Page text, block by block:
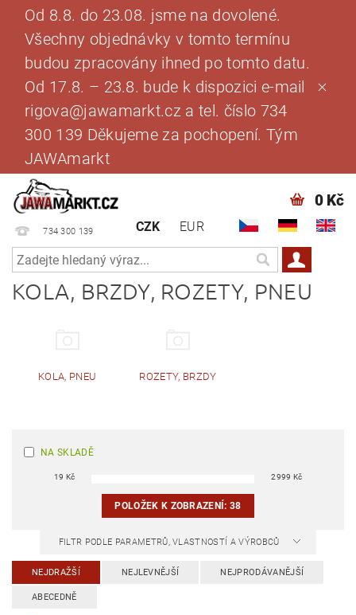
Od 8.8. do 23.08. jsme na dovolené.
Všechny objednávky v tomto termínu
budou zpracovány ihned po tomto datu.
Od 17.8. – 23.8. bude k dispozici e-mail
rigova@jawamarkt.cz a tel. číslo 734
300 139 Děkujeme za pochopení. Tým
JAWAmarkt
734 300 139 CZK EUR
0 Kč
KOLA, BRZDY, ROZETY, PNEU
KOLA, PNEU ROZETY, BRZDY
NA SKLADĚ
19 Kč 2999 Kč
POLOŽEK K ZOBRAZENÍ:38
FILTR PODLE PARAMETRŮ, VLASTNOSTÍ A VÝROBCŮ
NEJDRAŽŠÍ NEJLEVNĚJŠÍ NEJPRODÁVANĚJŠÍ
ABECEDNĚ